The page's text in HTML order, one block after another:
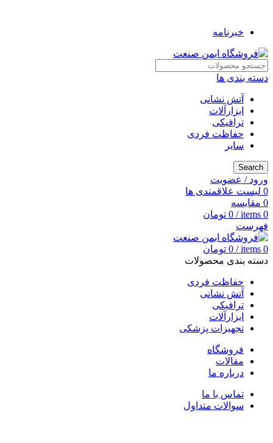
خبرنامه
دسته بندی ها
آتش نشانی
ابزارآلات
ترافیکی
حفاظت فردی
سایر
Search
ورود / عضویت
0 لیست علاقمندی ها
0 مقایسه
0
items
/
0 تومان
فهرست
0
items
/
0 تومان
دسته بندی محصولات
حفاظت فردی
آتش نشانی
ترافیکی
ابزارآلات
تجهیزات پزشکی
فروشگاه
مقالات
درباره ما
تماس با ما
سوالات متداول